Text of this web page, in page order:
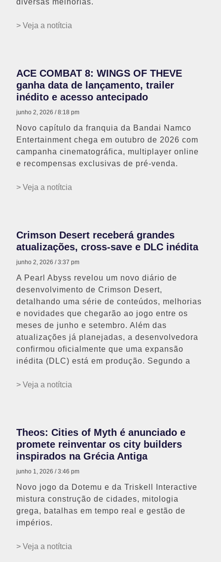
> Veja a notítcia
ACE COMBAT 8: WINGS OF THEVE
ganha data de lançamento, trailer
inédito e acesso antecipado
junho 2, 2026 8:18 pm
Novo capítulo da franquia da Bandai Namco
Entertainment chega em outubro de 2026 com
campanha cinematográfica, multiplayer online
e recompensas exclusivas de pré-venda.
> Veja a notítcia
Crimson Desert receberá grandes
atualizações, cross-save e DLC inédita
junho 2, 2026 3:37 pm
A Pearl Abyss revelou um novo diário de
desenvolvimento de Crimson Desert,
detalhando uma série de conteúdos, melhorias
e novidades que chegarão ao jogo entre os
meses de junho e setembro. Além das
atualizações já planejadas, a desenvolvedora
confirmou oficialmente que uma expansão
inédita (DLC) está em produção. Segundo a
> Veja a notítcia
Theos: Cities of Myth é anunciado e
promete reinventar os city builders
inspirados na Grécia Antiga
junho 1, 2026 3:46 pm
Novo jogo da Dotemu e da Triskell Interactive
mistura construção de cidades, mitologia
grega, batalhas em tempo real e gestão de
impérios.
> Veja a notítcia